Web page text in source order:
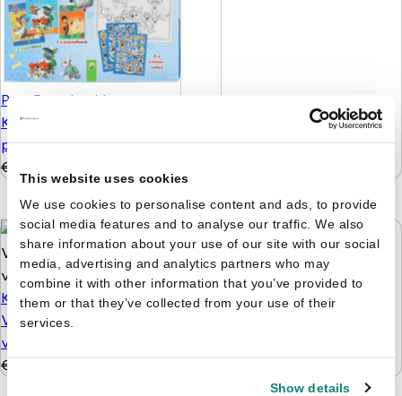
This website uses cookies
We use cookies to personalise content and ads, to provide
social media features and to analyse our traffic. We also
share information about your use of our site with our social
media, advertising and analytics partners who may
combine it with other information that you’ve provided to
them or that they’ve collected from your use of their
services.
Show details
Paw Patrol pakket -
Knutselen, kleuren
puzzelen en stickers
€
Kleuren op Nummer -
Vanaf 5 jaar - 128
verrassingen
€
Bobby's feestje in de
dierentuin